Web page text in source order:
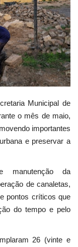
Municipal de
o mês de maio,
importantes
e preservar a
manutenção da
de canaletas,
pontos críticos que
do tempo e pelo
26 (vinte e